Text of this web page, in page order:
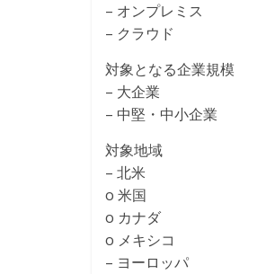
– オンプレミス
– クラウド
対象となる企業規模
– 大企業
– 中堅・中小企業
対象地域
– 北米
o 米国
o カナダ
o メキシコ
– ヨーロッパ